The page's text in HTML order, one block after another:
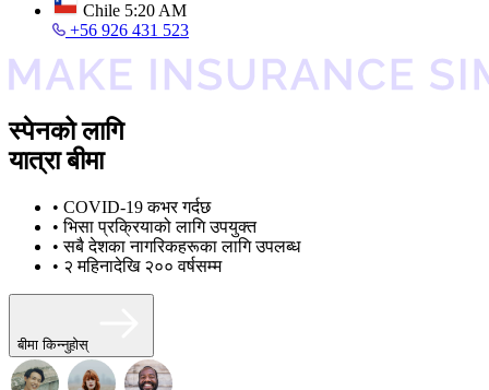
Chile 5:20 AM
+56 926 431 523
स्पेनको लागि
यात्रा बीमा
• COVID-19 कभर गर्दछ
• भिसा प्रक्रियाको लागि उपयुक्त
• सबै देशका नागरिकहरूका लागि उपलब्ध
• २ महिनादेखि २०० वर्षसम्म
बीमा किन्नुहोस्